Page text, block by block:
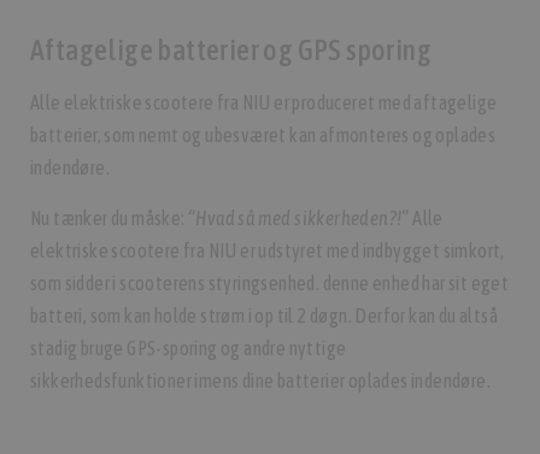
Aftagelige batterier og GPS sporing
Alle elektriske scootere fra NIU er produceret med aftagelige
batterier, som nemt og ubesværet kan afmonteres og oplades
indendøre.
Nu tænker du måske: “Hvad så med sikkerheden?!” Alle
elektriske scootere fra NIU er udstyret med indbygget simkort,
som sidder i scooterens styringsenhed. denne enhed har sit eget
batteri, som kan holde strøm i op til 2 døgn. Derfor kan du altså
stadig bruge GPS-sporing og andre nyttige
sikkerhedsfunktioner imens dine batterier oplades indendøre.